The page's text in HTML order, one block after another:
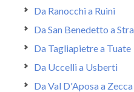
Da Ranocchi a Ruini
Da San Benedetto a
Da Tagliapietre a Tuate
Da Uccelli a Usberti
Da Val D'Aposa a Zecca